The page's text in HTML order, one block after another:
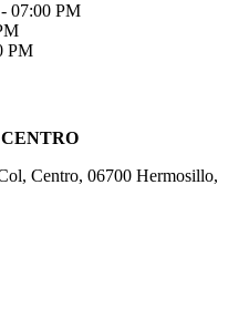
07:00 PM
PM
Centro, 06700 Hermosillo,